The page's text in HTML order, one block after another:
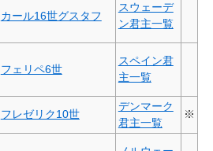
カール16世グスタフ
スウェーデ
ン君主一覧
フェリペ6世
スペイン君
主一覧
フレゼリク10世
デンマーク
君主一覧
※